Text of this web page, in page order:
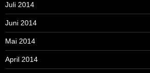
Juli 2014
Juni 2014
Mai 2014
April 2014